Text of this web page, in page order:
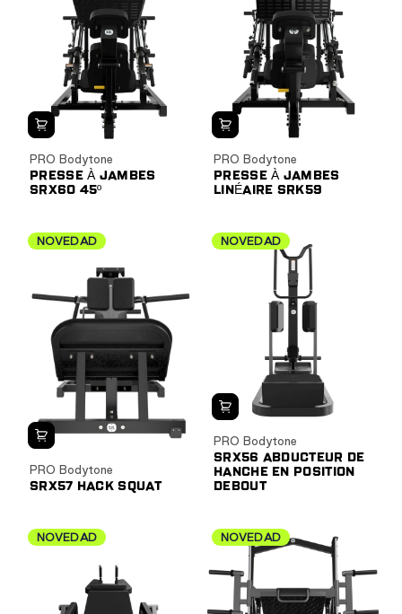
PRO Bodytone
PRESSE À JAMBES
SRX60 45º
PRO Bodytone
PRESSE À JAMBES
LINÉAIRE SRK59
NOVEDAD
PRO Bodytone
SRX57 HACK SQUAT
NOVEDAD
PRO Bodytone
SRX56 ABDUCTEUR DE
HANCHE EN POSITION
DEBOUT
NOVEDAD NOVEDAD